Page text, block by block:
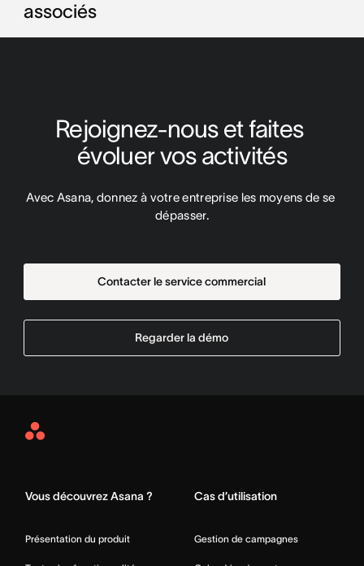
associés
Rejoignez-nous et faites
évoluer vos activités
Avec Asana, donnez à votre entreprise les moyens de se
dépasser.
Contacter le service commercial
Regarder la démo
Asana
Vous découvrez Asana ?
Présentation du produit
Cas d’utilisation
Gestion de campagnes